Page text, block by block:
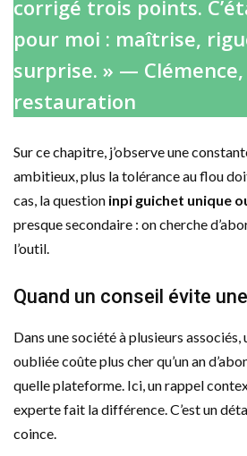
corrigé trois points.
pour moi : maîtrise,
surprise. » —
restauration
Sur ce chapitre, j’observe une
ambitieux, plus la tolérance au flou
cas, la question inpi guichet unique
presque secondaire : on cherche
l’outil.
Quand un conseil évite
Dans une société à plusieurs associés,
oubliée coûte plus cher qu’un an
quelle plateforme. Ici, un rappel
experte fait la différence. C’est un
coince.